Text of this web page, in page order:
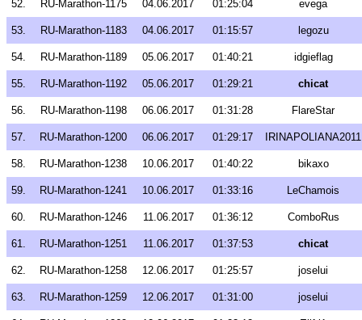
52. RU-Marathon-1175 04.06.2017 01:25:04 evega
53. RU-Marathon-1183 04.06.2017 01:15:57 legozu
54. RU-Marathon-1189 05.06.2017 01:40:21 idgieflag
55. RU-Marathon-1192 05.06.2017 01:29:21 chicat
56. RU-Marathon-1198 06.06.2017 01:31:28 FlareStar
57. RU-Marathon-1200 06.06.2017 01:29:17 IRINAPOLIANA2011
58. RU-Marathon-1238 10.06.2017 01:40:22 bikaxo
59. RU-Marathon-1241 10.06.2017 01:33:16 LeChamois
60. RU-Marathon-1246 11.06.2017 01:36:12 ComboRus
61. RU-Marathon-1251 11.06.2017 01:37:53 chicat
62. RU-Marathon-1258 12.06.2017 01:25:57 joselui
63. RU-Marathon-1259 12.06.2017 01:31:00 joselui